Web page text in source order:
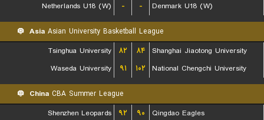
Netherlands U18 (W)
- - Denmark U18 (W)
Asia Asian University Basketball League
Tsinghua University
۸۲ ۸۴
Shanghai Jiaotong University
Waseda University
۹۱ ۱۰۲ National Chengchi University
China CBA Summer League
Shenzhen Leopards
۹۲ ۹۰ Qingdao Eagles